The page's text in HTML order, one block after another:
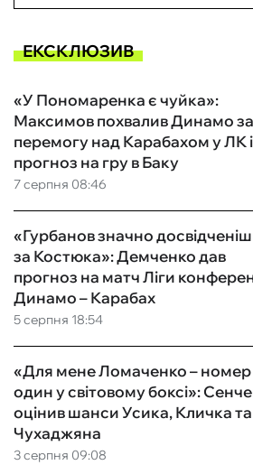
ЕКСКЛЮЗИВ
7 серпня 08:46
«У Пономаренка є чуйка»:
Максимов похвалив Динамо за
перемогу над Карабахом у ЛК
прогноз на гру в Баку
5 серпня 18:54
«Гурбанов значно
за Костюка»: Демченко дав
прогноз на матч Ліги
Динамо – Карабах
3 серпня 09:08
«Для мене Ломаченко – номер
один у світовому боксі»:
оцінив шанси Усика, Кличка та
Чухаджяна